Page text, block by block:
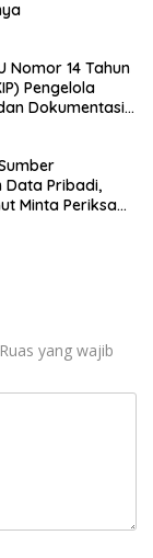
Nomor 14 Tahun
Pengelola
Dokumentasi :
Data Pribadi,
Minta Periksa
Ruas yang wajib